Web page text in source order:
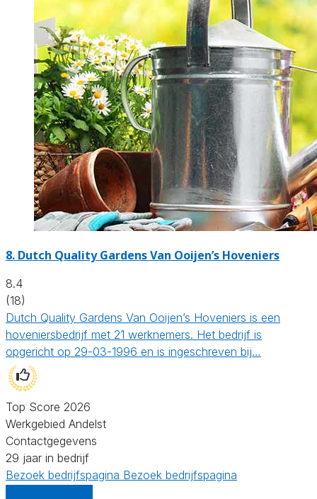
8. Dutch Quality Gardens Van Ooijen’s Hoveniers
8.4
(18)
Dutch Quality Gardens Van Ooijen’s Hoveniers is een
hoveniersbedrijf met 21 werknemers. Het bedrijf is
opgericht op 29-03-1996 en is ingeschreven bij…
Top Score 2026
Werkgebied Andelst
Contactgegevens
29 jaar in bedrijf
Bezoek bedrijfspagina Bezoek bedrijfspagina